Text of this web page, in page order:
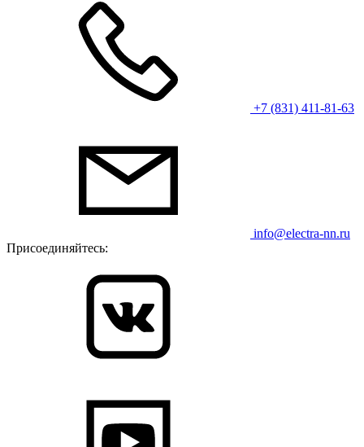
+7 (831) 411-81-63
info@electra-nn.ru
Присоединяйтесь: